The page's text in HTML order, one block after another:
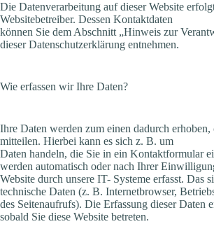
Die Datenverarbeitung auf dieser Website
Websitebetreiber. Dessen Kontaktdaten
können Sie dem Abschnitt „Hinweis zur
dieser Datenschutzerklärung entnehmen.
Wie erfassen wir Ihre Daten?
Ihre Daten werden zum einen dadurch erhoben,
mitteilen. Hierbei kann es sich z. B. um
Daten handeln, die Sie in ein Kontaktformular
werden automatisch oder nach Ihrer
Website durch unsere IT- Systeme erfasst. Das
technische Daten (z. B. Internetbrowser,
des Seitenaufrufs). Die Erfassung dieser Daten
sobald Sie diese Website betreten.